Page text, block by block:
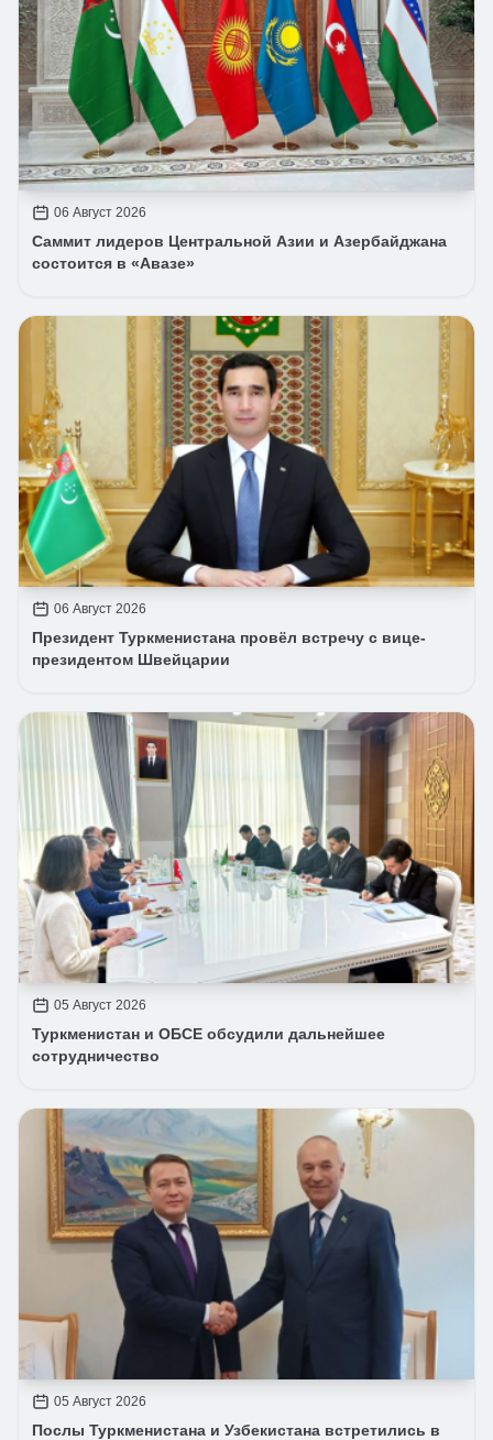
06 Август 2026
Саммит лидеров Центральной Азии и Азербайджана
состоится в «Авазе»
06 Август 2026
Президент Туркменистана провёл встречу с вице-
президентом Швейцарии
05 Август 2026
Туркменистан и ОБСЕ обсудили дальнейшее
сотрудничество
05 Август 2026
Послы Туркменистана и Узбекистана встретились в